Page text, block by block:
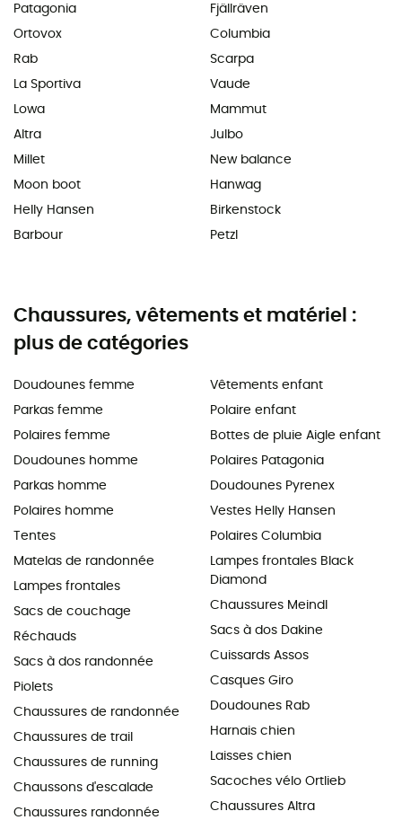
Patagonia
Ortovox
Rab
La Sportiva
Lowa
Altra
Millet
Moon boot
Helly Hansen
Barbour
Fjällräven
Columbia
Scarpa
Vaude
Mammut
Julbo
New balance
Hanwag
Birkenstock
Petzl
Chaussures, vêtements et matériel :
plus de catégories
Doudounes femme
Parkas femme
Polaires femme
Doudounes homme
Parkas homme
Polaires homme
Tentes
Matelas de randonnée
Lampes frontales
Sacs de couchage
Réchauds
Sacs à dos randonnée
Piolets
Chaussures de randonnée
Chaussures de trail
Chaussures de running
Chaussons d'escalade
Chaussures randonnée
Vêtements enfant
Polaire enfant
Bottes de pluie Aigle enfant
Polaires Patagonia
Doudounes Pyrenex
Vestes Helly Hansen
Polaires Columbia
Lampes frontales Black
Diamond
Chaussures Meindl
Sacs à dos Dakine
Cuissards Assos
Casques Giro
Doudounes Rab
Harnais chien
Laisses chien
Sacoches vélo Ortlieb
Chaussures Altra